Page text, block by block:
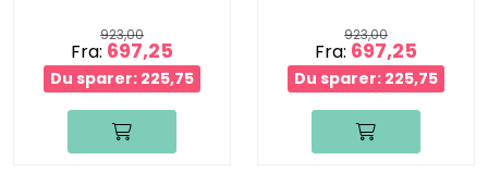
923,00
Fra: 697,25
Du sparer: 225,75
923,00
Fra: 697,25
Du sparer: 225,75